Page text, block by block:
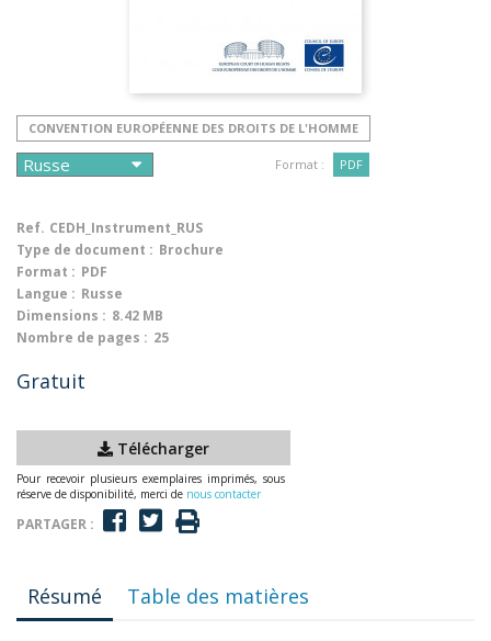
CONVENTION EUROPÉENNE DES DROITS DE L'HOMME
Format : PDF
Ref. CEDH_Instrument_RUS
Type de document : Brochure
Format : PDF
Langue : Russe
Dimensions : 8.42 MB
Nombre de pages : 25
Gratuit
Télécharger
Pour recevoir plusieurs exemplaires imprimés, sous
réserve de disponibilité, merci de nous contacter
PARTAGER :
Résumé Table des matières